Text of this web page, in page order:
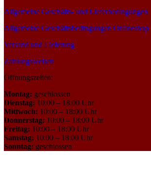
Allgemeine Geschäfts- und Lieferbedingungen
Allgemeine Geschäftsbedingungen Onlineshop
Versand und Lieferung
Zahlungsweisen
Öffnungszeiten:
Montag: geschlossen
Dienstag: 10:00 – 18:00 Uhr
Mittwoch: 10:00 – 18:00 Uhr
Donnerstag: 10:00 – 18:00 Uhr
Freitag: 10:00 – 18:00 Uhr
Samstag: 10:00 – 18:00 Uhr
Sonntag: geschlossen